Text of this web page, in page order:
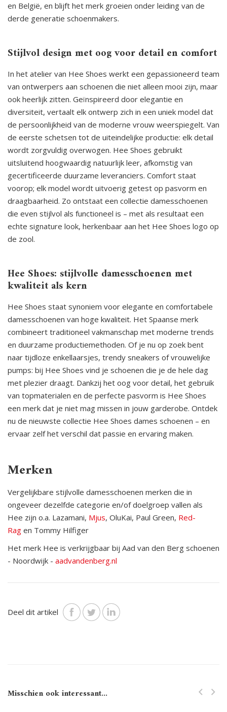
en België, en blijft het merk groeien onder leiding van de
derde generatie schoenmakers.
Stijlvol design met oog voor detail en comfort
In het atelier van Hee Shoes werkt een gepassioneerd team
van ontwerpers aan schoenen die niet alleen mooi zijn, maar
ook heerlijk zitten. Geïnspireerd door elegantie en
diversiteit, vertaalt elk ontwerp zich in een uniek model dat
de persoonlijkheid van de moderne vrouw weerspiegelt. Van
de eerste schetsen tot de uiteindelijke productie: elk detail
wordt zorgvuldig overwogen. Hee Shoes gebruikt
uitsluitend hoogwaardig natuurlijk leer, afkomstig van
gecertificeerde duurzame leveranciers. Comfort staat
voorop; elk model wordt uitvoerig getest op pasvorm en
draagbaarheid. Zo ontstaat een collectie damesschoenen
die even stijlvol als functioneel is – met als resultaat een
echte signature look, herkenbaar aan het Hee Shoes logo op
de zool.
Hee Shoes: stijlvolle damesschoenen met
kwaliteit als kern
Hee Shoes staat synoniem voor elegante en comfortabele
damesschoenen van hoge kwaliteit. Het Spaanse merk
combineert traditioneel vakmanschap met moderne trends
en duurzame productiemethoden. Of je nu op zoek bent
naar tijdloze enkellaarsjes, trendy sneakers of vrouwelijke
pumps: bij Hee Shoes vind je schoenen die je de hele dag
met plezier draagt. Dankzij het oog voor detail, het gebruik
van topmaterialen en de perfecte pasvorm is Hee Shoes
een merk dat je niet mag missen in jouw garderobe. Ontdek
nu de nieuwste collectie Hee Shoes dames schoenen – en
ervaar zelf het verschil dat passie en ervaring maken.
Merken
Vergelijkbare stijlvolle damesschoenen merken die in
ongeveer dezelfde categorie en/of doelgroep vallen als
Hee zijn o.a. Lazamani, Mjus, OluKai, Paul Green, Red-
Rag en Tommy Hilfiger
Het merk Hee is verkrijgbaar bij Aad van den Berg schoenen
- Noordwijk - aadvandenberg.nl
Deel dit artikel
Misschien ook interessant...